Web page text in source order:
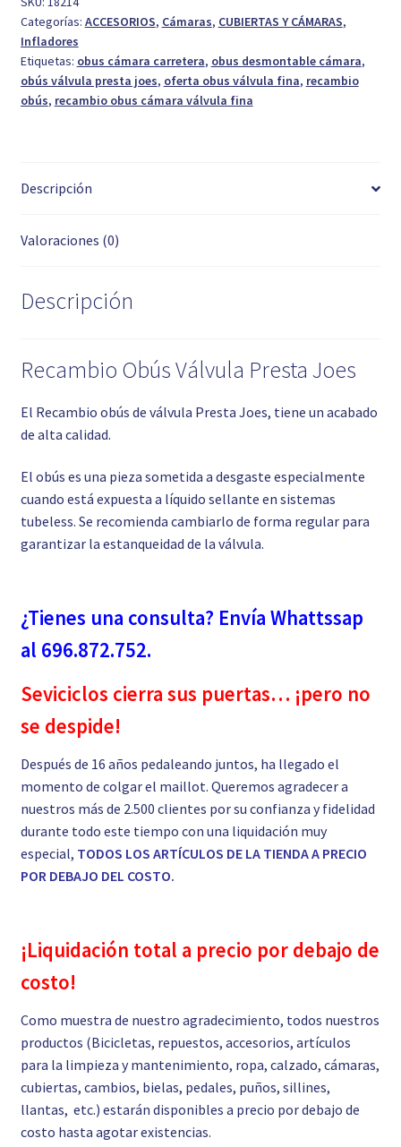
cantidad
Categorías: ACCESORIOS, Cámaras, CUBIERTAS Y CÁMARAS,
Infladores
Etiquetas: obus cámara carretera, obus desmontable cámara,
obús válvula presta joes, oferta obus válvula fina, recambio
obús, recambio obus cámara válvula fina
Descripción
Valoraciones (0)
Descripción
Recambio Obús Válvula Presta Joes
El Recambio obús de válvula Presta Joes, tiene un acabado
de alta calidad.
El obús es una pieza sometida a desgaste especialmente
cuando está expuesta a líquido sellante en sistemas
tubeless. Se recomienda cambiarlo de forma regular para
garantizar la estanqueidad de la válvula.
¿Tienes una consulta? Envía Whattssap
al 696.872.752.
Seviciclos cierra sus puertas… ¡pero no
se despide!
Después de 16 años pedaleando juntos, ha llegado el
momento de colgar el maillot. Queremos agradecer a
nuestros más de 2.500 clientes por su confianza y fidelidad
durante todo este tiempo con una liquidación muy
especial, TODOS LOS ARTÍCULOS DE LA TIENDA A PRECIO
POR DEBAJO DEL COSTO.
¡Liquidación total a precio por debajo de
costo!
Como muestra de nuestro agradecimiento, todos nuestros
productos (Bicicletas, repuestos, accesorios, artículos
para la limpieza y mantenimiento, ropa, calzado, cámaras,
cubiertas, cambios, bielas, pedales, puños, sillines,
llantas, etc.) estarán disponibles a precio por debajo de
costo hasta agotar existencias.